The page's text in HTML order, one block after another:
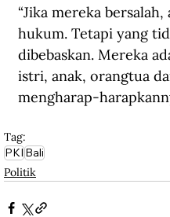
“Jika mereka
hukum. Tetapi yang
dibebaskan. Mereka
istri, anak, orangtua
mengharap-
Tag:
PKIBali
Politik